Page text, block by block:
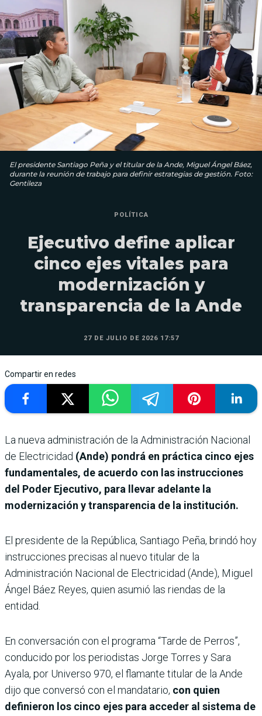
El presidente Santiago Peña y el titular de la Ande, Miguel Ángel Báez,
durante la reunión de trabajo para definir estrategias de gestión. Foto:
Gentileza
POLÍTICA
Ejecutivo define aplicar
cinco ejes vitales para
modernización y
transparencia de la Ande
27 DE JULIO DE 2026 17:57
Compartir en redes
La nueva administración de la Administración Nacional
de Electricidad (Ande) pondrá en práctica cinco ejes
fundamentales, de acuerdo con las instrucciones
del Poder Ejecutivo, para llevar adelante la
modernización y transparencia de la institución.
El presidente de la República, Santiago Peña, brindó hoy
instrucciones precisas al nuevo titular de la
Administración Nacional de Electricidad (Ande), Miguel
Ángel Báez Reyes, quien asumió las riendas de la
entidad.
En conversación con el programa “Tarde de Perros”,
conducido por los periodistas Jorge Torres y Sara
Ayala, por Universo 970, el flamante titular de la Ande
dijo que conversó con el mandatario, con quien
definieron los cinco ejes para acceder al sistema de